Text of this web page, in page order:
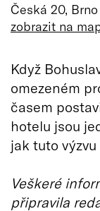
Česká 20, Brno
zobrazit na
Když
omezeném
časem
hotelu jsou
jak tuto výzvu
Veškeré
připravila